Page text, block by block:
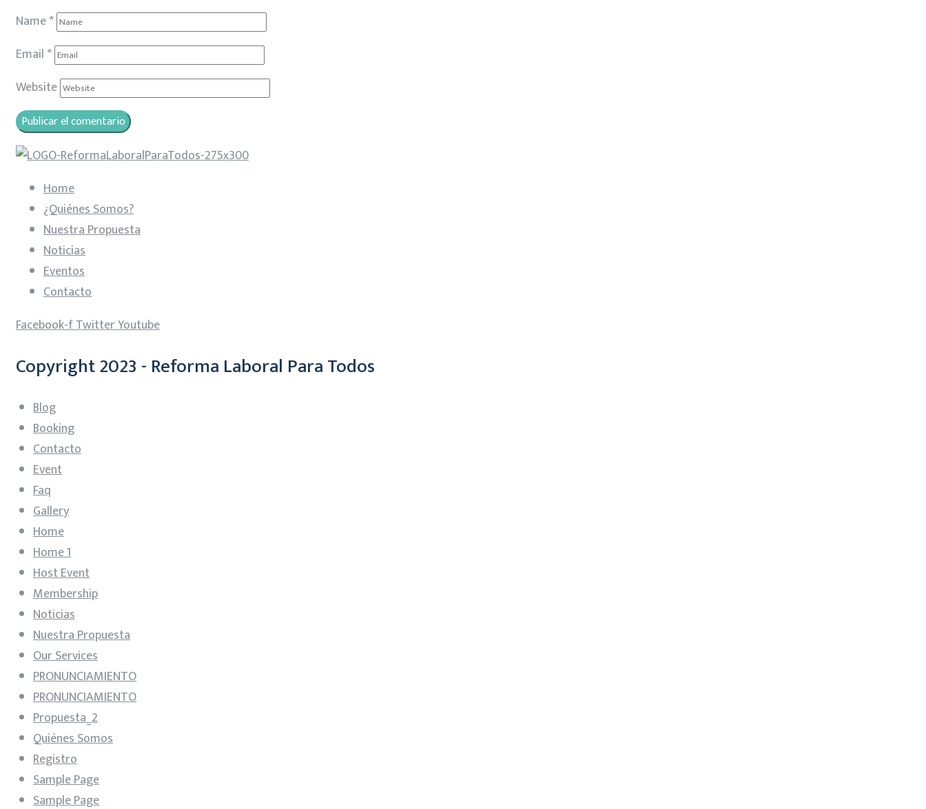
Name*
Email *
Website
Home
¿Quiénes Somos?
Nuestra Propuesta
Noticias
Eventos
Contacto
Facebook-fTwitterYoutube
Copyright 2023 - Reforma Laboral Para Todos
Blog
Booking
Contacto
Event
Faq
Gallery
Home
Home 1
Host Event
Membership
Noticias
Nuestra Propuesta
Our Services
PRONUNCIAMIENTO
PRONUNCIAMIENTO
Propuesta_2
Quiénes Somos
Registro
Sample Page
Sample Page